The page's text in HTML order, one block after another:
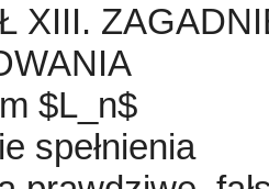
XIII.
$L_n$
spełnienia